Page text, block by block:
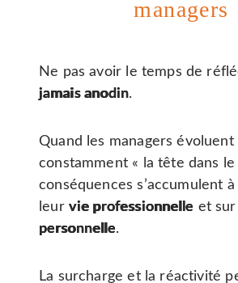
managers
Ne pas avoir le temps de
jamais anodin.
Quand les managers évoluent
constamment « la tête dans le
conséquences s’accumulent
leur vie professionnelle et
personnelle.
La surcharge et la réactivité